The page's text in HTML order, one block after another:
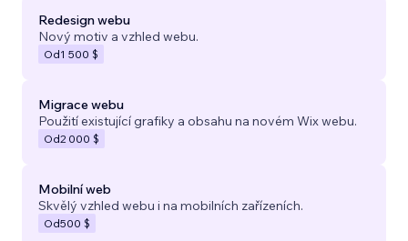
Redesign webu
Nový motiv a vzhled webu.
Od1 500 $
Migrace webu
Použití existující grafiky a obsahu na novém Wix webu.
Od2 000 $
Mobilní web
Skvělý vzhled webu i na mobilních zařízeních.
Od500 $